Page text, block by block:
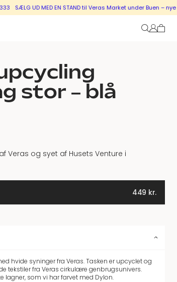
UD MED EN STAND til Veras Market under Buen – nye
stor – blå
Veras og syet af Husets Venture i
449 kr.
hvide syninger fra Veras. Tasken er upcyclet og
tekstiler fra Veras cirkulære genbrugsunivers.
lagner, som vi har farvet med Dylon.